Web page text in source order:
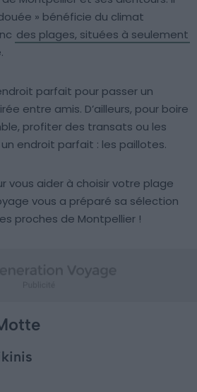
» bénéficie du climat
des plages, situées à seulement
parfait pour passer un
entre amis. D’ailleurs, pour boire
profiter des transats ou les
endroit parfait : les paillotes.
vous aider à choisir votre plage
vous a préparé sa sélection
proches de Montpellier !